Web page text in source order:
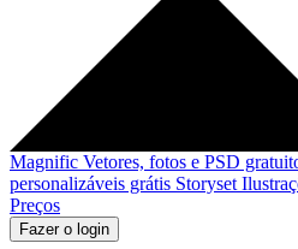
Magnific Vetores, fotos e PSD
personalizáveis grátis Storyset
Preços
Fazer o login